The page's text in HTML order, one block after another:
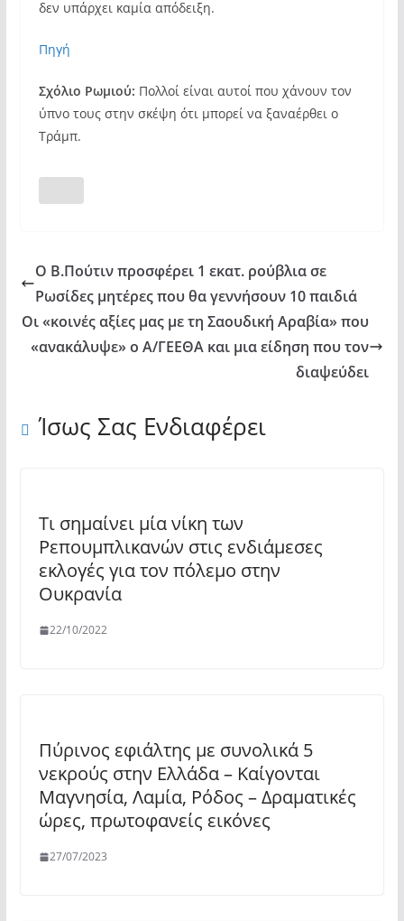
δεν υπάρχει καμία απόδειξη.
Πηγή
Σχόλιο Ρωμιού: Πολλοί είναι αυτοί που χάνουν τον
ύπνο τους στην σκέψη ότι μπορεί να ξαναέρθει ο
Τράμπ.
Ο B.Πούτιν προσφέρει 1 εκατ. ρούβλια σε
Ρωσίδες μητέρες που θα γεννήσουν 10 παιδιά
Οι «κοινές αξίες μας με τη Σαουδική Αραβία» που
«ανακάλυψε» ο Α/ΓΕΕΘΑ και μια είδηση που τον
διαψεύδει
Ίσως Σας Ενδιαφέρει
Τι σημαίνει μία νίκη των
Ρεπουμπλικανών στις ενδιάμεσες
εκλογές για τον πόλεμο στην
Ουκρανία
22/10/2022
Πύρινος εφιάλτης με συνολικά 5
νεκρούς στην Ελλάδα – Καίγονται
Μαγνησία, Λαμία, Ρόδος – Δραματικές
ώρες, πρωτοφανείς εικόνες
27/07/2023